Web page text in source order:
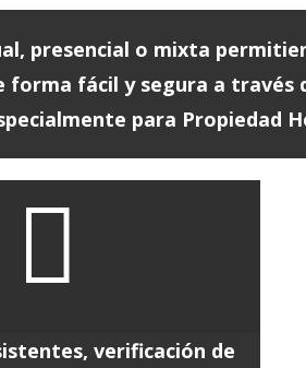
presencial o mixta
fácil y segura a través
para Propiedad

verificación de